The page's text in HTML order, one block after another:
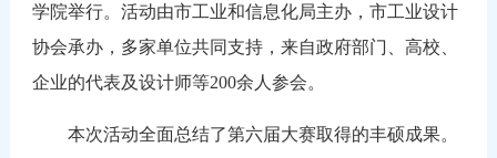
学院举行。活动由市工业和信息化局主办，市工业设计
协会承办，多家单位共同支持，来自政府部门、高校、
企业的代表及设计师等200余人参会。
本次活动全面总结了第六届大赛取得的丰硕成果。